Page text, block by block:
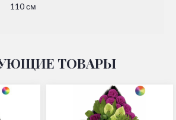
110 см
ТОВАРЫ